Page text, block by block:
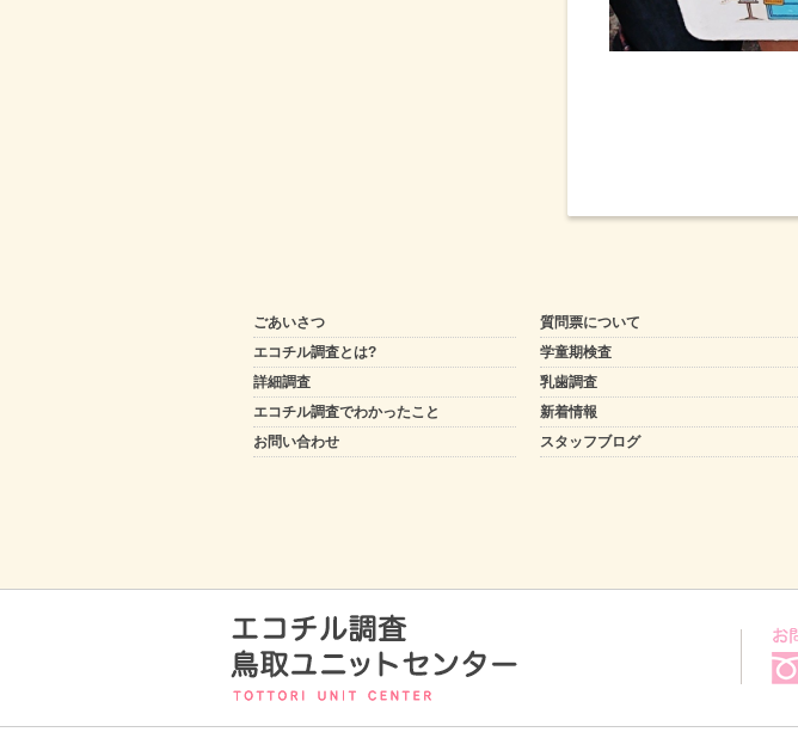
ごあいさつ
エコチル調査とは?
詳細調査
エコチル調査でわかったこと
お問い合わせ
質問票について
学童期検査
乳歯調査
新着情報
スタッフブログ